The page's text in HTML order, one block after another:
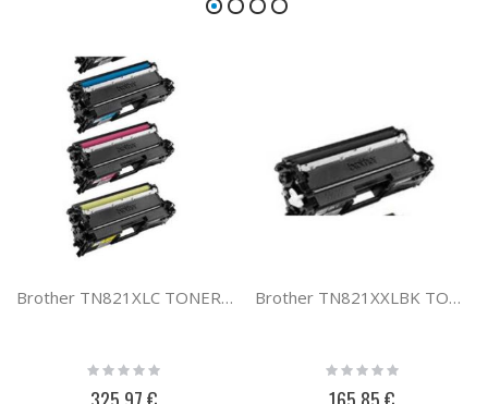
Brother TN821XLC TONER CIAN TN821XLC
Rating:
Brother TN821XXLBK TONER XXL NEGRO TN821XXLBK
Rating: